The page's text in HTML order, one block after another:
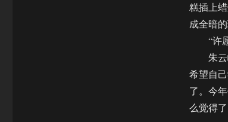
糕插上
成全暗的
“许愿
朱云峰
希望自
了。今
么觉得了